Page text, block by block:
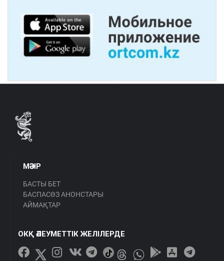
МӘЗІР
БАСТЫ БЕТ
БАСПАСӨЗ АНОНСТАРЫ
АЙМАҚТАР
ОКҚ ӘЛЕУМЕТТІК ЖЕЛІЛЕРДЕ